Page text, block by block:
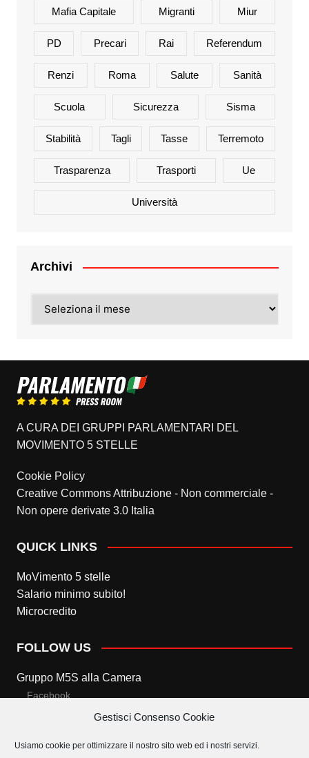
Gestisci Consenso Cookie
Usiamo cookie per ottimizzare il nostro sito web ed i nostri servizi.
Mafia Capitale Migranti Miur
PD Precari Rai Referendum
Renzi Roma Salute Sanità
Scuola Sicurezza Sisma
Stabilità Tagli Tasse Terremoto
Trasparenza Trasporti Ue
Università
Archivi
A CURA DEI GRUPPI PARLAMENTARI DEL
MOVIMENTO 5 STELLE
Cookie Policy
Creative Commons Attribuzione - Non commerciale -
Non opere derivate 3.0 Italia
QUICK LINKS
MoVimento 5 stelle
Salario minimo subito!
Microcredito
FOLLOW US
Gruppo M5S alla Camera
Facebook